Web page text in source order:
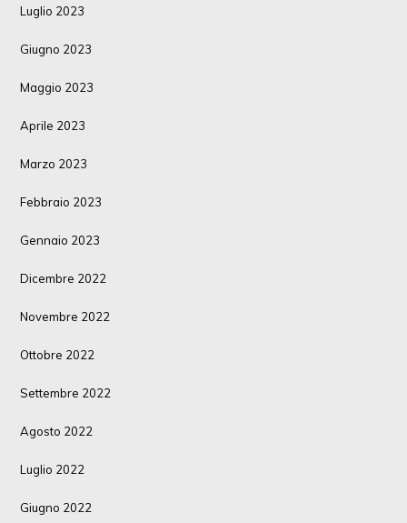
Luglio 2023
Giugno 2023
Maggio 2023
Aprile 2023
Marzo 2023
Febbraio 2023
Gennaio 2023
Dicembre 2022
Novembre 2022
Ottobre 2022
Settembre 2022
Agosto 2022
Luglio 2022
Giugno 2022